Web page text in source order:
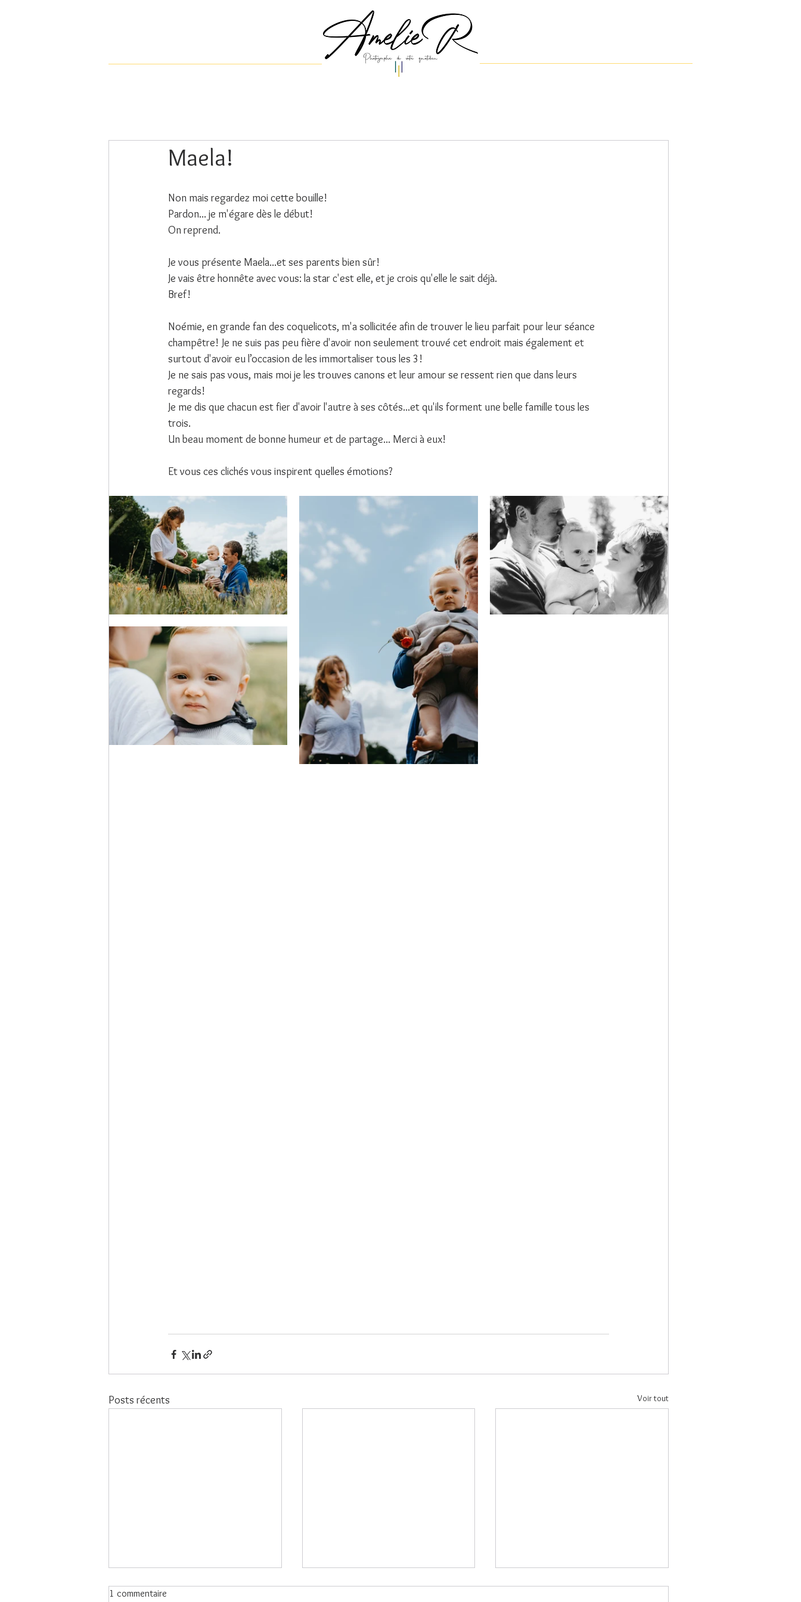
Maela!
Non mais regardez moi cette bouille!
Pardon... je m'égare dès le début!
On reprend.
Je vous présente Maela...et ses parents bien sûr!
Je vais être honnête avec vous: la star c'est elle, et je crois qu'elle le sait déjà.
Bref!
Noémie, en grande fan des coquelicots, m'a sollicitée afin de trouver le lieu parfait pour leur séance
champêtre! Je ne suis pas peu fière d'avoir non seulement trouvé cet endroit mais également et
surtout d'avoir eu l’occasion de les immortaliser tous les 3!
Je ne sais pas vous, mais moi je les trouves canons et leur amour se ressent rien que dans leurs
regards!
Je me dis que chacun est fier d'avoir l'autre à ses côtés...et qu'ils forment une belle famille tous les
trois.
Un beau moment de bonne humeur et de partage... Merci à eux!
Et vous ces clichés vous inspirent quelles émotions?
Posts récents Voir tout
1 commentaire